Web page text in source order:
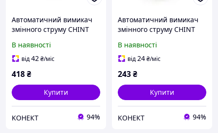
Автоматичний вимикач
змінного струму CHINT
В наявності
від42₴/міс
418₴
Купити
KОНЕКТ 94%
Автоматичний вимикач
змінного струму CHINT
В наявності
від24₴/міс
243₴
Купити
KОНЕКТ 94%